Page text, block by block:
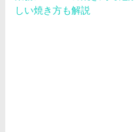
しい焼き方も解説